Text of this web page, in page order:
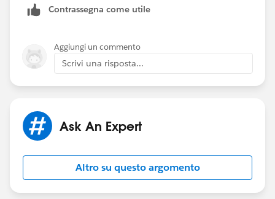
Contrassegna come utile
Aggiungi un commento
Scrivi una risposta...
Ask An Expert
Altro su questo argomento